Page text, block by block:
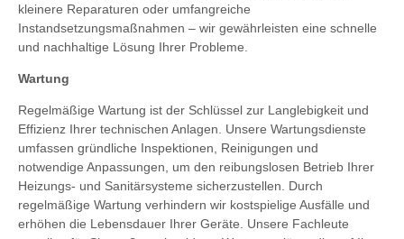
kleinere Reparaturen oder umfangreiche
Instandsetzungsmaßnahmen – wir gewährleisten eine schnelle
und nachhaltige Lösung Ihrer Probleme.
Wartung
Regelmäßige Wartung ist der Schlüssel zur Langlebigkeit und
Effizienz Ihrer technischen Anlagen. Unsere Wartungsdienste
umfassen gründliche Inspektionen, Reinigungen und
notwendige Anpassungen, um den reibungslosen Betrieb Ihrer
Heizungs- und Sanitärsysteme sicherzustellen. Durch
regelmäßige Wartung verhindern wir kostspielige Ausfälle und
erhöhen die Lebensdauer Ihrer Geräte. Unsere Fachleute